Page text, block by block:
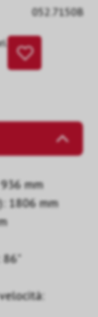
052.7150B
mm
1806 mm
86"